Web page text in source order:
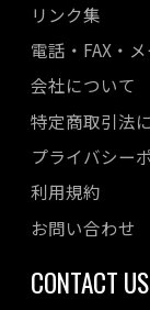
リンク集
電話・FAX・
会社について
特定商取引法
プライバシー
利用規約
お問い合わせ
CONTACT US